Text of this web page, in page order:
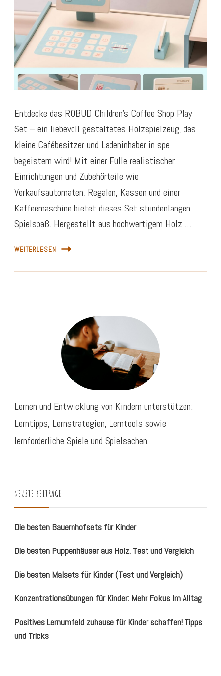
Entdecke das ROBUD Children’s Coffee Shop Play
Set – ein liebevoll gestaltetes Holzspielzeug, das
kleine Cafébesitzer und Ladeninhaber in spe
begeistern wird! Mit einer Fülle realistischer
Einrichtungen und Zubehörteile wie
Verkaufsautomaten, Regalen, Kassen und einer
Kaffeemaschine bietet dieses Set stundenlangen
Spielspaß. Hergestellt aus hochwertigem Holz …
WEITERLESEN
Lernen und Entwicklung von Kindern unterstützen:
Lerntipps, Lernstrategien, Lerntools sowie
lernförderliche Spiele und Spielsachen.
NEUSTE BEITRÄGE
Die besten Bauernhofsets für Kinder
Die besten Puppenhäuser aus Holz. Test und Vergleich
Die besten Malsets für Kinder (Test und Vergleich)
Konzentrationsübungen für Kinder: Mehr Fokus Im Alltag
Positives Lernumfeld zuhause für Kinder schaffen! Tipps
und Tricks